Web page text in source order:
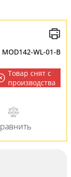
MOD142-WL-01-B
Товар снят с
производства